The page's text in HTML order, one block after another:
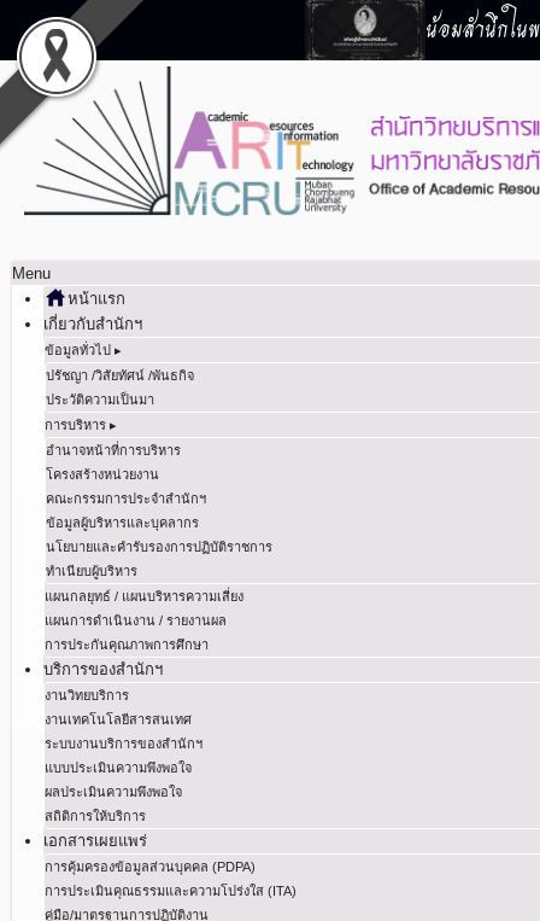
น้อมสำนึกใน
Menu
หน้าแรก
เกี่ยวกับสำนักฯ
ข้อมูลทั่วไป ▸
ปรัชญา /วิสัยทัศน์ /พันธกิจ
ประวัติความเป็นมา
การบริหาร ▸
อำนาจหน้าที่การบริหาร
โครงสร้างหน่วยงาน
คณะกรรมการประจำสำนักฯ
ข้อมูลผู้บริหารและบุคลากร
นโยบายและคำรับรองการปฏิบัติราชการ
ทำเนียบผู้บริหาร
แผนกลยุทธ์ / แผนบริหารความเสี่ยง
แผนการดำเนินงาน / รายงานผล
การประกันคุณภาพการศึกษา
บริการของสำนักฯ
งานวิทยบริการ
งานเทคโนโลยีสารสนเทศ
ระบบงานบริการของสำนักฯ
แบบประเมินความพึงพอใจ
ผลประเมินความพึงพอใจ
สถิติการให้บริการ
เอกสารเผยแพร่
การคุ้มครองข้อมูลส่วนบุคคล (PDPA)
การประเมินคุณธรรมและความโปร่งใส (ITA)
คู่มือ/มาตรฐานการปฏิบัติงาน